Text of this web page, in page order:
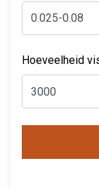
Hoeveelheid